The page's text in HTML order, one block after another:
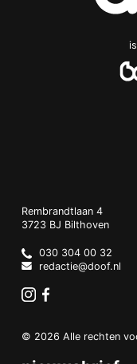
Doof.nl
work
Rembrandtlaan 4
3723 BJ Bilthoven
Netherlands
030 304 00 32
redactie@doof.nl
© 2026 Alle rechten